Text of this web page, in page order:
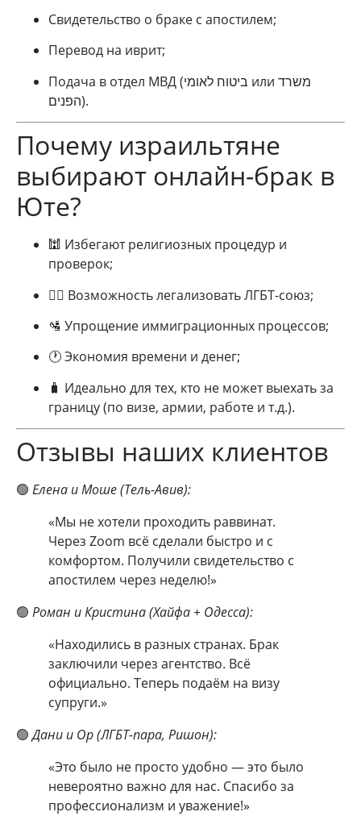
Свидетельство о браке с апостилем;
Перевод на иврит;
Подача в отдел МВД (ביטוח לאומי или משרד
הפנים).
Почему израильтяне
выбирают онлайн-брак в
Юте?
🕍 Избегают религиозных процедур и
проверок;
🏳️‍🌈 Возможность легализовать ЛГБТ-союз;
🛂 Упрощение иммиграционных процессов;
🕐 Экономия времени и денег;
🧳 Идеально для тех, кто не может выехать за
границу (по визе, армии, работе и т.д.).
Отзывы наших клиентов
🟢 Елена и Моше (Тель-Авив):
«Мы не хотели проходить раввинат.
Через Zoom всё сделали быстро и с
комфортом. Получили свидетельство с
апостилем через неделю!»
🟢 Роман и Кристина (Хайфа + Одесса):
«Находились в разных странах. Брак
заключили через агентство. Всё
официально. Теперь подаём на визу
супруги.»
🟢Дани и Ор (ЛГБТ-пара, Ришон):
«Это было не просто удобно — это было
невероятно важно для нас. Спасибо за
профессионализм и уважение!»